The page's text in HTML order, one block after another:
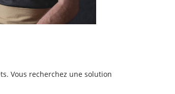
Vous recherchez une solution